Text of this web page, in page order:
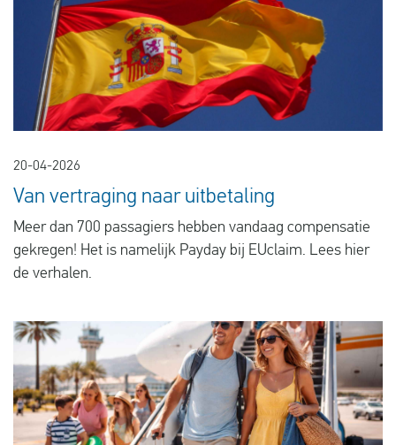
20-04-2026
Van vertraging naar uitbetaling
Meer dan 700 passagiers hebben vandaag compensatie
gekregen! Het is namelijk Payday bij EUclaim. Lees hier
de verhalen.